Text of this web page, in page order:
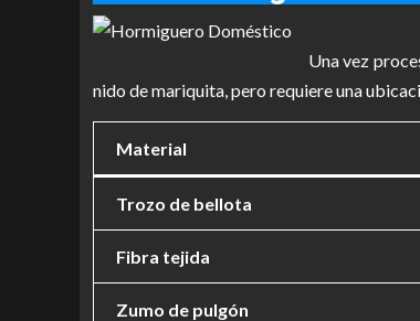
Una vez
nido de mariquita, pero requiere una
Material
Trozo de bellota
Fibra tejida
Zumo de pulgón